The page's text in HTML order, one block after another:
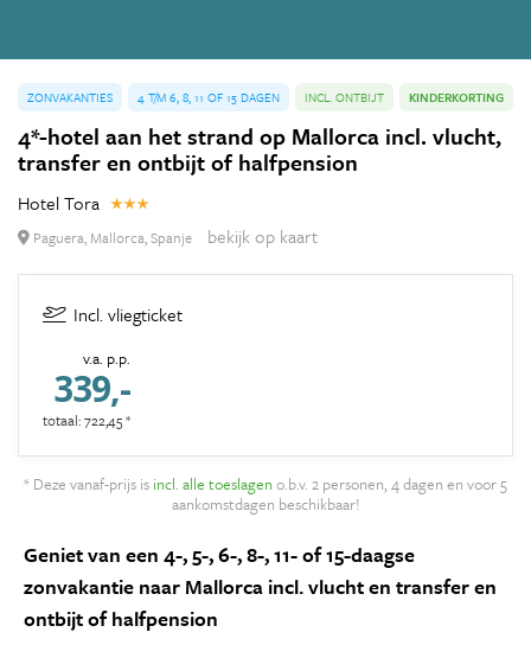
ZONVAKANTIES 4 T/M 6, 8, 11 OF 15 DAGEN INCL. ONTBIJT KINDERKORTING
4*-hotel aan het strand op Mallorca incl. vlucht,
transfer en ontbijt of halfpension
Hotel Tora
Paguera, Mallorca, Spanje bekijk op kaart
Incl. vliegticket
v.a. p.p.
339,-
totaal: 722,45 *
* Deze vanaf-prijs is incl. alle toeslagen o.b.v. 2 personen, 4 dagen en voor 5
aankomstdagen beschikbaar!
Geniet van een 4-, 5-, 6-, 8-, 11- of 15-daagse
zonvakantie naar Mallorca incl. vlucht en transfer en
ontbijt of halfpension